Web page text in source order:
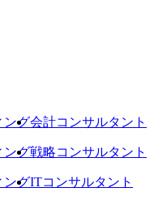
ング会計コンサルタント
ング戦略コンサルタント
ングITコンサルタント